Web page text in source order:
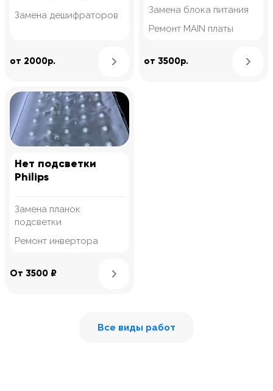
Замена дешифраторов
от 2000р. Узнать подробнее
Замена блока питания
Ремонт MAIN платы
от 3500р.
Нет подсветки
Philips
Замена планок
подсветки
Ремонт инвертора
От 3500 ₽
Все виды работ